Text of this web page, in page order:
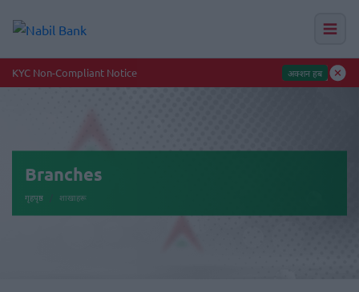
नबिल बैंकका
Branches
गृहपृष्ठ शाखाहरू